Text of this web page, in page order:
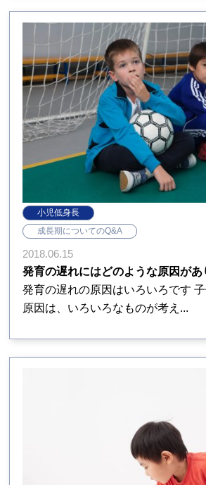
小児低身長
成長期についてのQ&A
2018.06.15
発育の遅れにはどのような原因があ
発育の遅れの原因はいろいろです
原因は、いろいろなものが考え...